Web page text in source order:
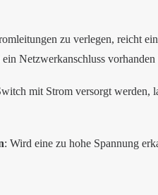
zu verlegen, reicht
Netzwerkanschluss vorhanden
mit Strom versorgt werden,
: Wird eine zu hohe Spannung